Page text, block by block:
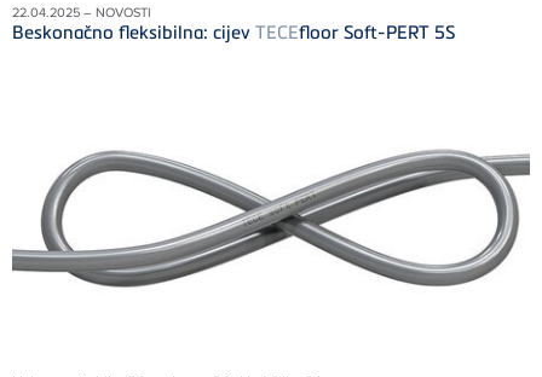
22.04.2025 – NOVOSTI
Beskonačno fleksibilna: cijev TECEfloor Soft-PERT 5S